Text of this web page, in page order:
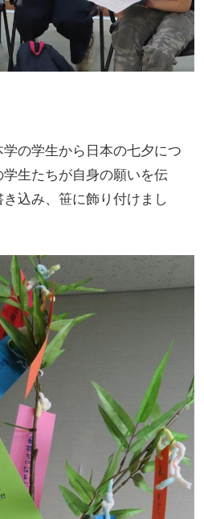
の学生から日本の七夕につ
生たちが自身の願いを伝
込み、笹に飾り付けまし